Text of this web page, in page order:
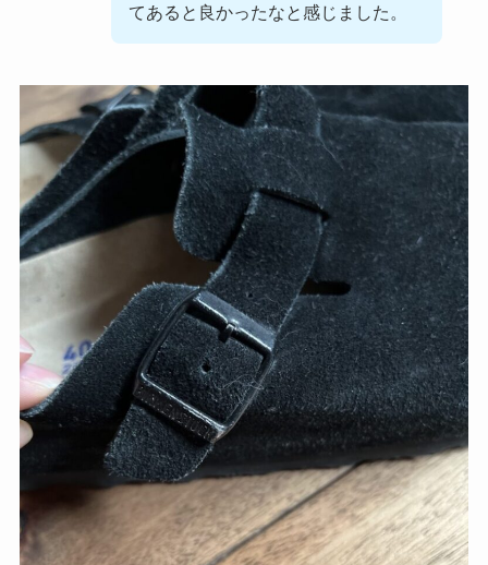
てあると良かったなと感じました。